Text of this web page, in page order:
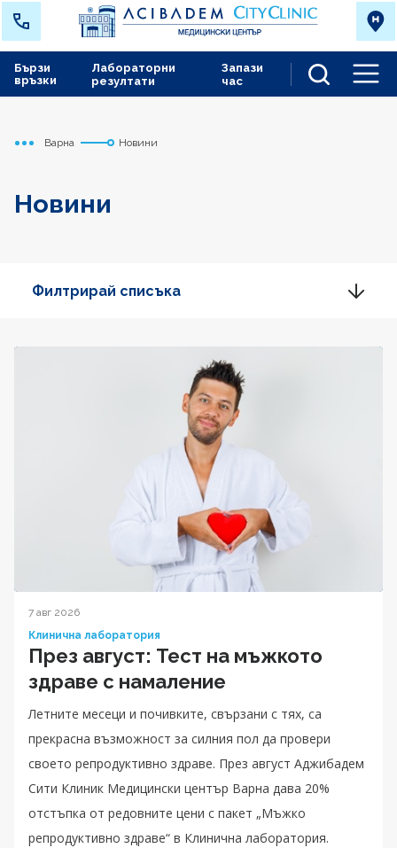
Лабораторни
резултати
Запази
час
Бързи
връзки
Начало
Варна Новини
Новини
Филтрирай списъка
7 авг 2026
Клинична лаборатория
През август: Тест на мъжкото
здраве с намаление
Летните месеци и почивките, свързани с тях, са
прекрасна възможност за силния пол да провери
своето репродуктивно здраве. През август Аджибадем
Сити Клиник Медицински център Варна дава 20%
отстъпка от редовните цени с пакет „Мъжко
репродуктивно здраве“ в Клинична лаборатория.